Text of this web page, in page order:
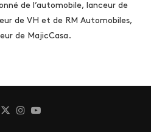
de l’automobile, lanceur de
de VH et de RM Automobiles,
de MajicCasa.